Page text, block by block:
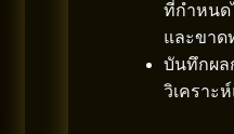
ที่กำหนด
และขาด
บันทึกผล
วิเคราะ